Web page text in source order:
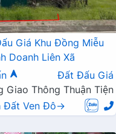
Giá Khu Đồng Miễu
Doanh Liên Xã
Đất Đấu Giá
Giao Thông Thuận Tiện
Đất Ven Đô→